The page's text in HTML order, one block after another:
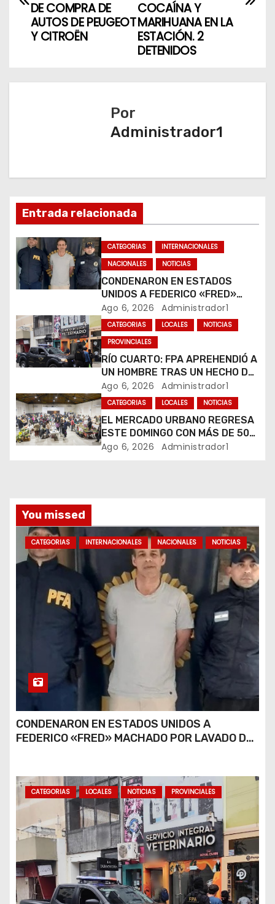
v
a
d
e
e
n
t
r
a
d
a
s
COCAÍNA Y
MARIHUANA EN LA
ESTACIÓN. 2
DETENIDOS
DE COMPRA DE
AUTOS DE PEUGEOT
Y CITROËN
Por
Administrador1
Entrada relacionada
CATEGORIAS
INTERNACIONALES
NACIONALES
NOTICIAS
CONDENARON EN ESTADOS
UNIDOS A FEDERICO «FRED»
MACHADO POR LAVADO DE
DINERO Y FRAUDE
Ago 6, 2026 Administrador1
CATEGORIAS LOCALES
NOTICIAS
PROVINCIALES
RÍO CUARTO: FPA APREHENDIÓ A
UN HOMBRE TRAS UN HECHO DE
HURTO EN UNA VETERINARIA
Ago 6, 2026 Administrador1
CATEGORIAS LOCALES NOTICIAS
EL MERCADO URBANO REGRESA
ESTE DOMINGO CON MÁS DE 50
EMPRENDEDORES LOCALES
Ago 6, 2026 Administrador1
You missed
CATEGORIAS INTERNACIONALES NACIONALES NOTICIAS
CONDENARON EN ESTADOS UNIDOS A
FEDERICO «FRED» MACHADO POR LAVADO DE
CATEGORIAS LOCALES NOTICIAS PROVINCIALES